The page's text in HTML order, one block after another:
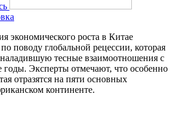
экономического роста в Китае
поводу глобальной рецессии, которая
тесные взаимоотношения с
годы. Эксперты отмечают, что особенно
отразятся на пяти основных
континенте.